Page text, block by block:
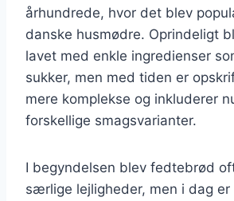
århundrede, hvor det blev
danske husmødre. Oprindeligt
lavet med enkle ingredienser
sukker, men med tiden er
mere komplekse og inkluderer
forskellige smagsvarianter.
I begyndelsen blev fedtebrød
særlige lejligheder, men i dag